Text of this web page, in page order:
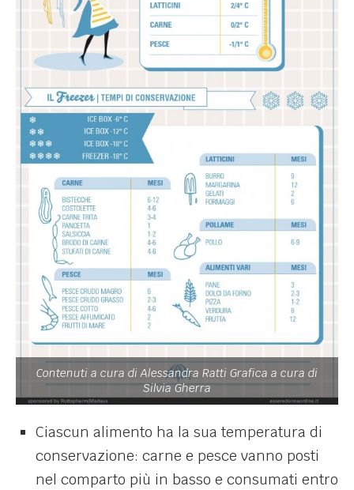
Contenuti a cura di Alessandra Ratti Grafica a cura di
Silvia Gherra
Ciascun alimento ha la sua temperatura di
conservazione: carne e pesce vanno posti
nel comparto più in basso e consumati entro